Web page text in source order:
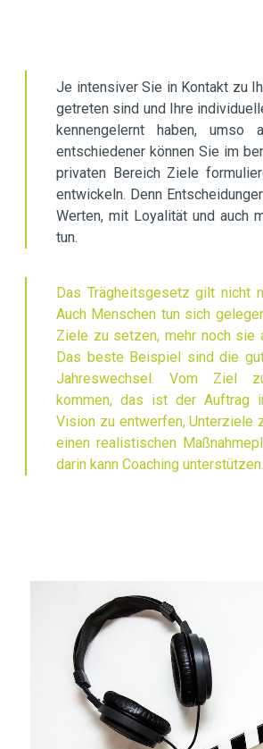
Je intensiver Sie in Kontakt zu
getreten sind und Ihre
kennengelernt haben, umso
entschiedener können Sie im
privaten Bereich Ziele
entwickeln. Denn
Werten, mit Loyalität und auch
tun.
Das Trägheitsgesetz gilt nicht
Auch Menschen tun sich
Ziele zu setzen, mehr noch sie
Das beste Beispiel sind die
Jahreswechsel. Vom Ziel
kommen, das ist der Auftrag
Vision zu entwerfen, Unterziele
einen realistischen
darin kann Coaching unterstützen.